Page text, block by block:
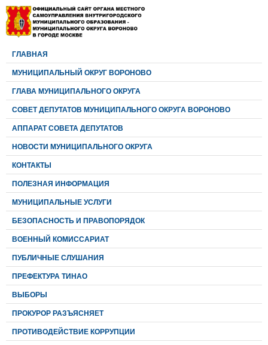
ГЛАВНАЯ
МУНИЦИПАЛЬНЫЙ ОКРУГ ВОРОНОВО
ГЛАВА МУНИЦИПАЛЬНОГО ОКРУГА
CОВЕТ ДЕПУТАТОВ МУНИЦИПАЛЬНОГО ОКРУГА ВОРОНОВО
АППАРАТ СОВЕТА ДЕПУТАТОВ
НОВОСТИ МУНИЦИПАЛЬНОГО ОКРУГА
КОНТАКТЫ
ПОЛЕЗНАЯ ИНФОРМАЦИЯ
МУНИЦИПАЛЬНЫЕ УСЛУГИ
БЕЗОПАСНОСТЬ И ПРАВОПОРЯДОК
ВОЕННЫЙ КОМИССАРИАТ
ПУБЛИЧНЫЕ СЛУШАНИЯ
ПРЕФЕКТУРА ТИНАО
ВЫБОРЫ
ПРОКУРОР РАЗЪЯСНЯЕТ
ПРОТИВОДЕЙСТВИЕ КОРРУПЦИИ